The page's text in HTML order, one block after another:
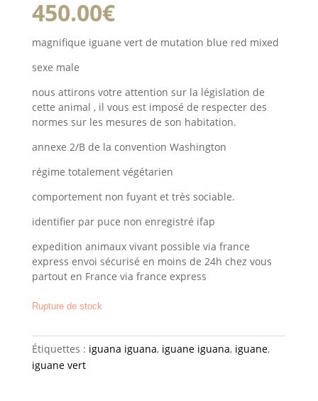
450.00€
magnifique iguane vert de mutation blue red mixed
sexe male
nous attirons votre attention sur la législation de
cette animal , il vous est imposé de respecter des
normes sur les mesures de son habitation.
annexe 2/B de la convention Washington
régime totalement végétarien
comportement non fuyant et très sociable.
identifier par puce non enregistré ifap
expedition animaux vivant possible via france
express envoi sécurisé en moins de 24h chez vous
partout en France via france express
Rupture de stock
Étiquettes : iguana iguana, iguane iguana, iguane,
iguane vert